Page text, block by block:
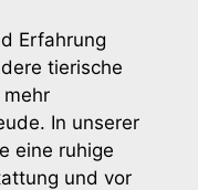
Erfahrung
tierische
mehr
In unserer
eine ruhige
und vor